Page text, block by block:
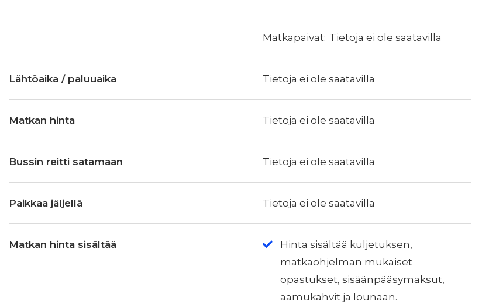
Tietoja ei ole saatavilla
Lähtöaika / paluuaika Tietoja ei ole saatavilla
Matkan hinta Tietoja ei ole saatavilla
Bussin reitti satamaan Tietoja ei ole saatavilla
Paikkaa jäljellä Tietoja ei ole saatavilla
Matkan hinta sisältää
Hinta sisältää kuljetuksen,
matkaohjelman mukaiset
opastukset, sisäänpääsymaksut,
aamukahvit ja lounaan.